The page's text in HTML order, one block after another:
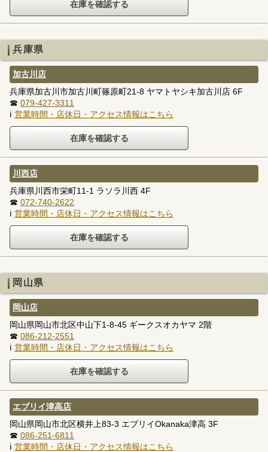
兵庫県
加古川店
兵庫県加古川市加古川町篠原町21-8 ヤマトヤシキ加古川店 6F
☎ 079-427-3311
ℹ 営業時間・店休日・アクセス情報はこちら
川西店
兵庫県川西市栄町11-1 ラソラ川西 4F
☎ 072-740-2622
ℹ 営業時間・店休日・アクセス情報はこちら
岡山県
岡山店
岡山県岡山市北区中山下1-8-45 ギークスオカヤマ 2階
☎ 086-212-2551
ℹ 営業時間・店休日・アクセス情報はこちら
エブリイ津高店
岡山県岡山市北区横井上83-3 エブリイOkanaka津高 3F
☎ 086-251-6811
ℹ 営業時間・店休日・アクセス情報はこちら